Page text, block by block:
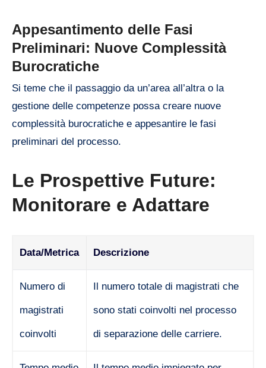
Appesantimento delle Fasi
Preliminari: Nuove Complessità
Burocratiche
Si teme che il passaggio da un’area all’altra o la
gestione delle competenze possa creare nuove
complessità burocratiche e appesantire le fasi
preliminari del processo.
Le Prospettive Future:
Monitorare e Adattare
Data/Metrica Descrizione
Numero di
magistrati
coinvolti
Il numero totale di magistrati che
sono stati coinvolti nel processo
di separazione delle carriere.